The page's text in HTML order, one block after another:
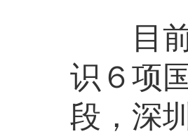
目前
识６项
段，深